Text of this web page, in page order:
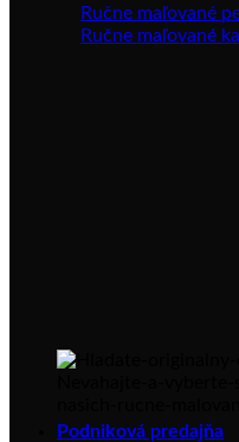
Ručne maľované
Ručne maľované
Podniková predajňa